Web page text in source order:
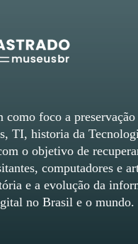
como foco a preservação
TI, historia da
o objetivo de
computadores e
e a evolução da
no Brasil e o mundo.